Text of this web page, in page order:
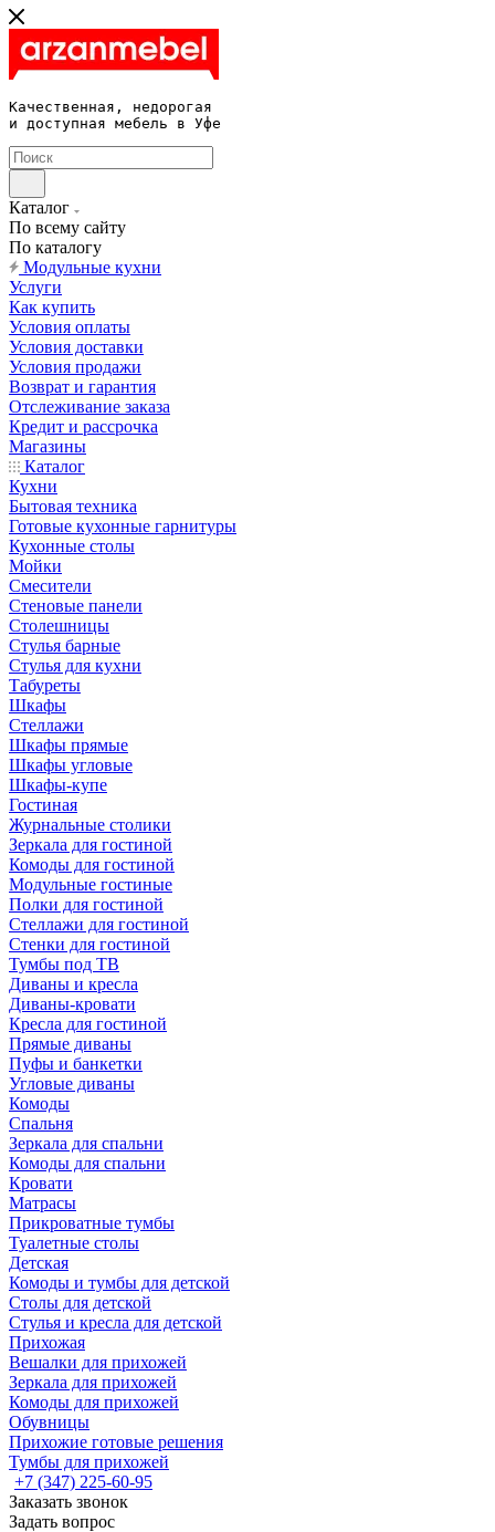
Качественная, недорогая
и доступная мебель в Уфе
Каталог
По всему сайту
По каталогу
Модульные кухни
Услуги
Как купить
Условия оплаты
Условия доставки
Условия продажи
Возврат и гарантия
Отслеживание заказа
Кредит и рассрочка
Магазины
Каталог
Кухни
Бытовая техника
Готовые кухонные гарнитуры
Кухонные столы
Мойки
Смесители
Стеновые панели
Столешницы
Стулья барные
Стулья для кухни
Табуреты
Шкафы
Стеллажи
Шкафы прямые
Шкафы угловые
Шкафы-купе
Гостиная
Журнальные столики
Зеркала для гостиной
Комоды для гостиной
Модульные гостиные
Полки для гостиной
Стеллажи для гостиной
Стенки для гостиной
Тумбы под ТВ
Диваны и кресла
Диваны-кровати
Кресла для гостиной
Прямые диваны
Пуфы и банкетки
Угловые диваны
Комоды
Спальня
Зеркала для спальни
Комоды для спальни
Кровати
Матрасы
Прикроватные тумбы
Туалетные столы
Детская
Комоды и тумбы для детской
Столы для детской
Стулья и кресла для детской
Прихожая
Вешалки для прихожей
Зеркала для прихожей
Комоды для прихожей
Обувницы
Прихожие готовые решения
Тумбы для прихожей
+7 (347) 225-60-95
Заказать звонок
Задать вопрос